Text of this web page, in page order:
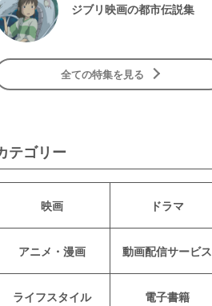
ジブリ映画の都市伝説集
全ての特集を見る
テゴリー
映画 ドラマ
アニメ・漫画 動画配信サービス
ライフスタイル 電子書籍